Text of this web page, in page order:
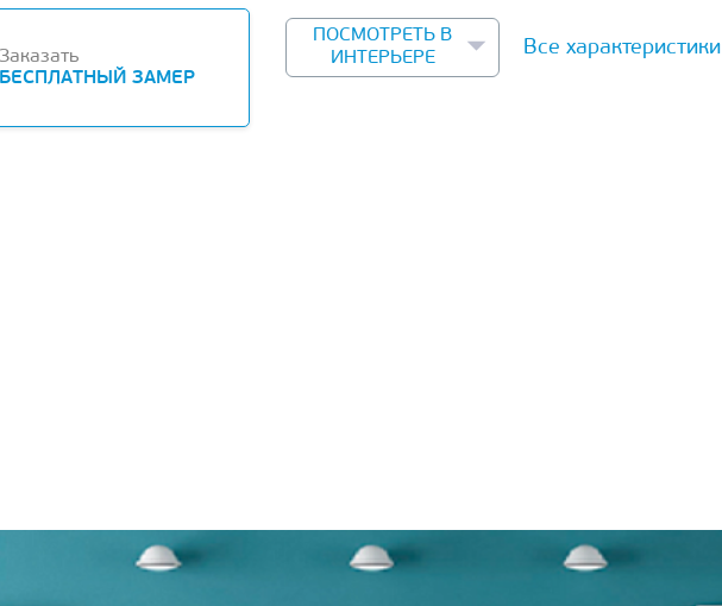
Заказать
БЕСПЛАТНЫЙ ЗАМЕР
ПОСМОТРЕТЬ В
ИНТЕРЬЕРЕ
Все характеристики